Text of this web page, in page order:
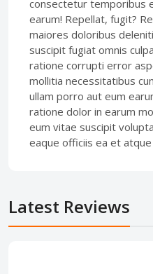
consectetur temporibus
earum! Repellat, fugit?
maiores doloribus
suscipit fugiat omnis
ratione corrupti error
mollitia necessitatibus
ullam porro aut eum
ratione dolor in earum
eum vitae suscipit
eaque officiis ea et
Latest Reviews